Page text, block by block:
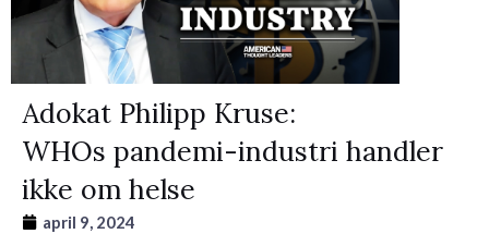
Adokat Philipp Kruse:
WHOs pandemi-industri handler
ikke om helse
april 9, 2024